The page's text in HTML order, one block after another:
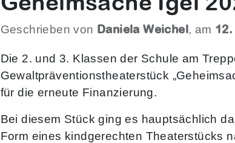
Geschrieben von Daniela Weichel, am
Die 2. und 3. Klassen der Schule am
Gewaltpräventionstheaterstück
für die erneute Finanzierung.
Bei diesem Stück ging es hauptsächlich
Form eines kindgerechten Theaterstücks